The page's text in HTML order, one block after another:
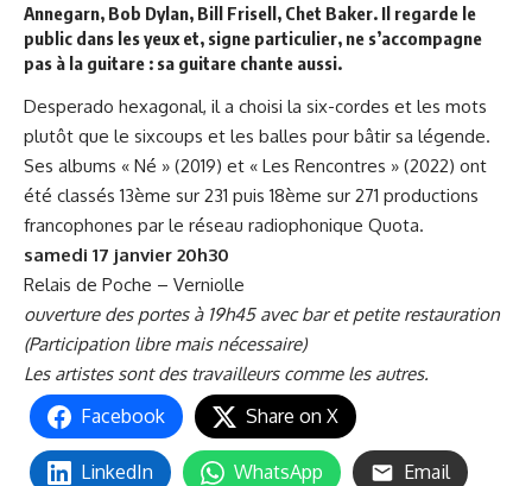
Annegarn, Bob Dylan, Bill Frisell, Chet Baker. Il regarde le
public dans les yeux et, signe particulier, ne s’accompagne
pas à la guitare : sa guitare chante aussi.
Desperado hexagonal, il a choisi la six-cordes et les mots
plutôt que le sixcoups et les balles pour bâtir sa légende.
Ses albums « Né » (2019) et « Les Rencontres » (2022) ont
été classés 13ème sur 231 puis 18ème sur 271 productions
francophones par le réseau radiophonique Quota.
samedi 17 janvier 20h30
Relais de Poche – Verniolle
ouverture des portes à 19h45 avec bar et petite restauration
(Participation libre mais nécessaire)
Les artistes sont des travailleurs comme les autres.
Facebook Share on X
LinkedIn WhatsApp Email